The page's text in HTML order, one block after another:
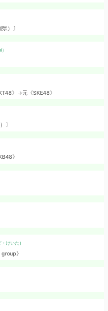
）〕
》→元《SKE48》
〕
》
けいた）
group》